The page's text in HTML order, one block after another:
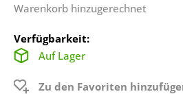
Warenkorb hinzugerechnet
Verfügbarkeit:
Auf Lager
Zu den Favoriten